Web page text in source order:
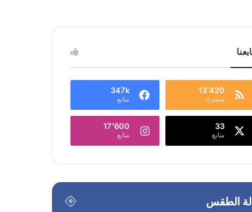
13٬420
مشترك
347k
متابع
33
متابع
17٬600
متابع
الطقس